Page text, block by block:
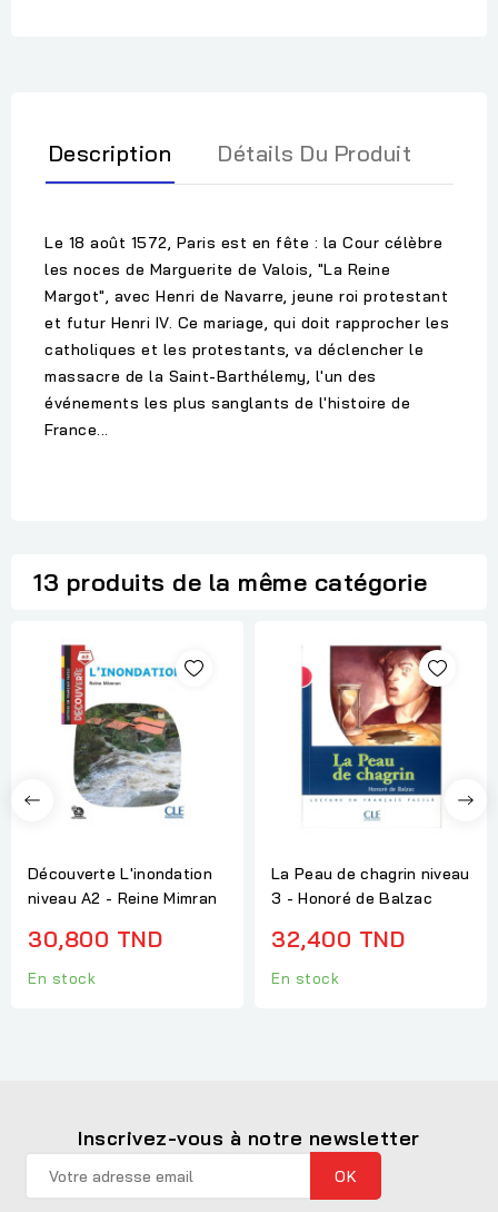
Description Détails Du Produit
Le 18 août 1572, Paris est en fête : la Cour célèbre
les noces de Marguerite de Valois, "La Reine
Margot", avec Henri de Navarre, jeune roi protestant
et futur Henri IV. Ce mariage, qui doit rapprocher les
catholiques et les protestants, va déclencher le
massacre de la Saint-Barthélemy, l'un des
événements les plus sanglants de l'histoire de
France...
13 produits de la même catégorie
Découverte L'inondation
niveau A2 - Reine Mimran
30,800 TND
En stock
La Peau de chagrin niveau
3 - Honoré de Balzac
32,400 TND
En stock
Inscrivez-vous à notre newsletter